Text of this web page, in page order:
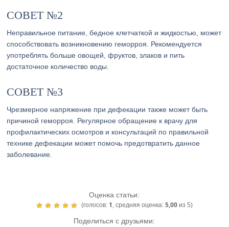
СОВЕТ №2
Неправильное питание, бедное клетчаткой и жидкостью, может
способствовать возникновению геморроя. Рекомендуется
употреблять больше овощей, фруктов, злаков и пить
достаточное количество воды.
СОВЕТ №3
Чрезмерное напряжение при дефекации также может быть
причиной геморроя. Регулярное обращение к врачу для
профилактических осмотров и консультаций по правильной
технике дефекации может помочь предотвратить данное
заболевание.
Оценка статьи:
(голосов: 1 , средняя оценка: 5,00из 5)
Поделиться с друзьями: